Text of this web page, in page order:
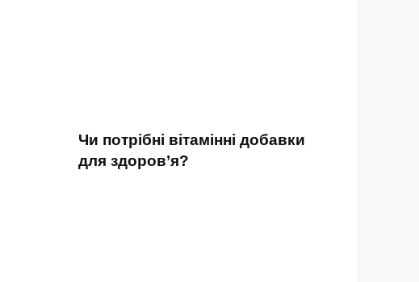
Чи потрібні вітамінні добавки
для здоров’я?